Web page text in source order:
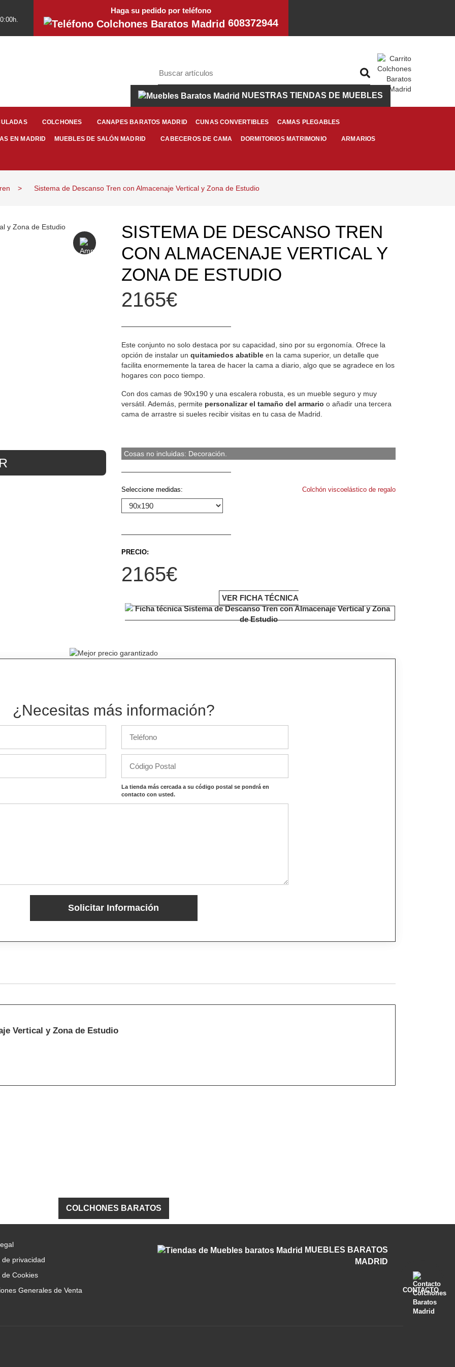
CONTACTO
Haga su pedido por teléfono
608372944
NUESTRAS TIENDAS DE MUEBLES
COLCHONES CANAPES BARATOS MADRID CUNAS CONVERTIBLES CAMAS PLEGABLES
EN MADRID MUEBLES DE SALÓN MADRID CABECEROS DE CAMA DORMITORIOS MATRIMONIO ARMARIOS
Sistema de Descanso Tren con Almacenaje Vertical y Zona de Estudio
SISTEMA DE DESCANSO TREN
CON ALMACENAJE VERTICAL Y
ZONA DE ESTUDIO
2165€
Este conjunto no solo destaca por su capacidad, sino por su ergonomía. Ofrece la
opción de instalar un quitamiedos abatible en la cama superior, un detalle que
facilita enormemente la tarea de hacer la cama a diario, algo que se agradece en los
hogares con poco tiempo.
Con dos camas de 90x190 y una escalera robusta, es un mueble seguro y muy
versátil. Además, permite personalizar el tamaño del armario o añadir una tercera
cama de arrastre si sueles recibir visitas en tu casa de Madrid.
Cosas no incluidas: Decoración.
Colchón viscoelástico de regalo
Seleccione medidas:
PRECIO:
2165€
VER FICHA TÉCNICA
¿Necesitas más información?
La tienda más cercada a su código postal se pondrá en
contacto con usted.
Solicitar Información
Vertical y Zona de Estudio
COLCHONES BARATOS
de privacidad
de Cookies
Generales de Venta
MUEBLES BARATOS
MADRID